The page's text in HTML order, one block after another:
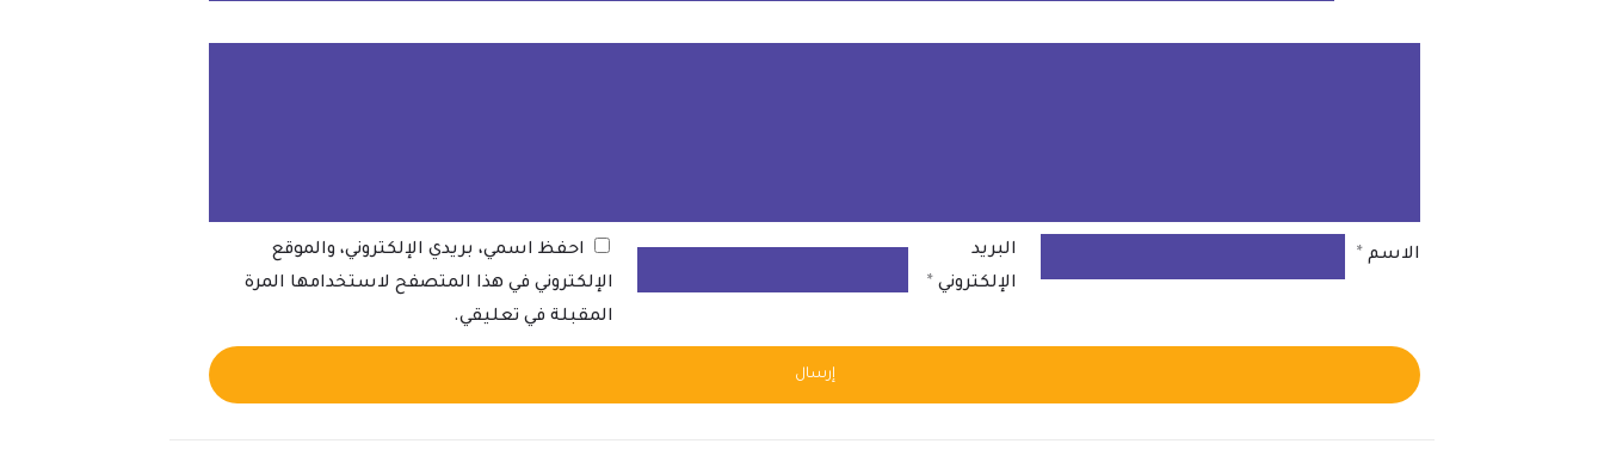
الاسم *
البريد
الإلكتروني *
احفظ اسمي، بريدي الإلكتروني، والموقع
الإلكتروني في هذا المتصفح لاستخدامها المرة
المقبلة في تعليقي.